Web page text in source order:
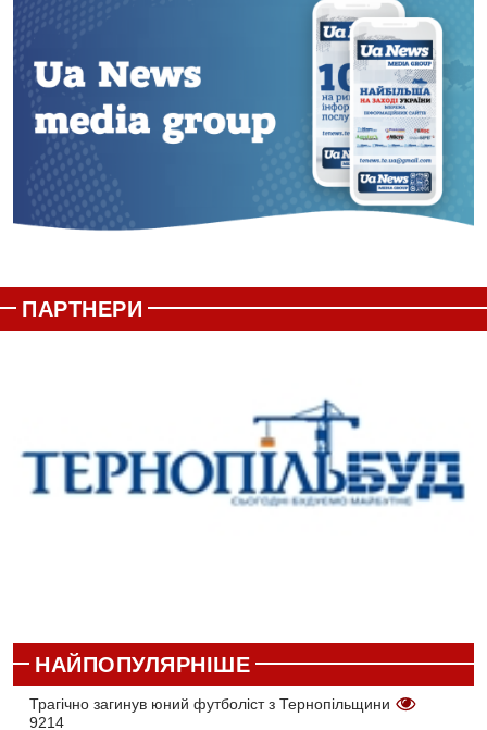
ПАРТНЕРИ
НАЙПОПУЛЯРНІШЕ
Трагічно загинув юний футболіст з Тернопільщини
9214